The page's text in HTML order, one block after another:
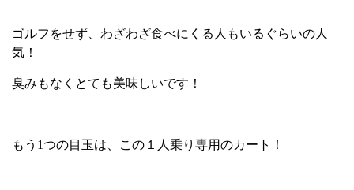
ゴルフをせず、わざわざ食べにくる人もいるぐらいの人
気！
臭みもなくとても美味しいです！
もう 1つの目玉は、この１人乗り専用のカート！